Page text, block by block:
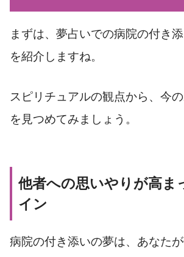
まずは、夢占いでの病院の付き
を紹介しますね。
スピリチュアルの観点から、今
を見つめてみましょう。
他者への思いやりが高ま
イン
病院の付き添いの夢は、あなた